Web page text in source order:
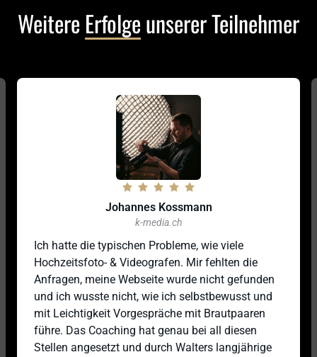
Weitere Erfolge unserer Teilnehmer
Johannes Kossmann
k-media.ch
Ich hatte die typischen Probleme, wie viele
Hochzeitsfoto- & Videografen. Mir fehlten die
Anfragen, meine Webseite wurde nicht gefunden
und ich wusste nicht, wie ich selbstbewusst und
mit Leichtigkeit Vorgespräche mit Brautpaaren
führe. Das Coaching hat genau bei all diesen
Stellen angesetzt und durch Walters langjährige